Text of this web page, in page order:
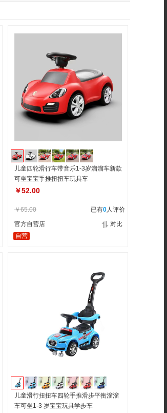
儿童四轮滑行车带音乐1-3岁溜溜车新款
可坐宝宝手推扭扭车玩具车
￥52.00
￥65.00 已有0人评价
官方自营店
对比
自营
儿童滑行扭扭车四轮手推滑步平衡溜溜
车可坐1-3 岁宝宝玩具学步车